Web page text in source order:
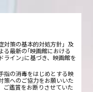
対策の基本的対処方針」及
る最新の｢映画館における
ライン｣に基づき、映画館を
指の消毒をはじめとする映
策へのご協力をお願いいた
ご鑑賞をお断りさせていた